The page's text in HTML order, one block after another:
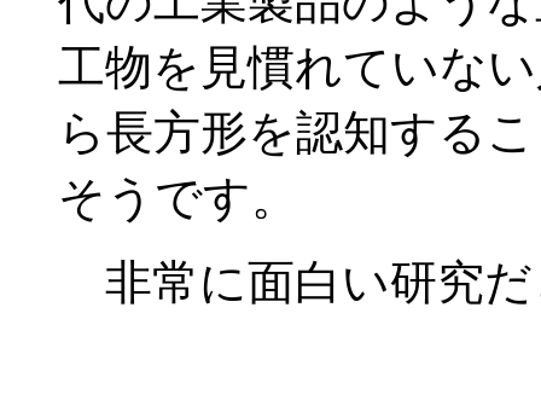
工物を見慣れていな
ら長方形を認知する
そうです。
非常に面白い研究